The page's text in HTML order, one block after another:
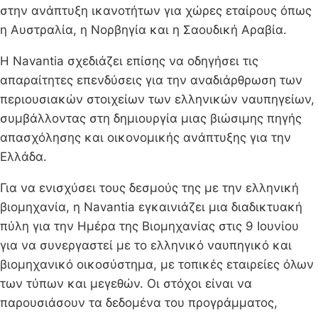
στην ανάπτυξη ικανοτήτων για χώρες εταίρους όπως
η Αυστραλία, η Νορβηγία και η Σαουδική Αραβία.
Η Navantia σχεδιάζει επίσης να οδηγήσει τις
απαραίτητες επενδύσεις για την αναδιάρθρωση των
περιουσιακών στοιχείων των ελληνικών ναυπηγείων,
συμβάλλοντας στη δημιουργία μιας βιώσιμης πηγής
απασχόλησης και οικονομικής ανάπτυξης για την
Ελλάδα.
Για να ενισχύσει τους δεσμούς της με την ελληνική
βιομηχανία, η Navantia εγκαινιάζει μια διαδικτυακή
πύλη για την Ημέρα της Βιομηχανίας στις 9 Ιουνίου
για να συνεργαστεί με το ελληνικό ναυπηγικό και
βιομηχανικό οικοσύστημα, με τοπικές εταιρείες όλων
των τύπων και μεγεθών. Οι στόχοι είναι να
παρουσιάσουν τα δεδομένα του προγράμματος,